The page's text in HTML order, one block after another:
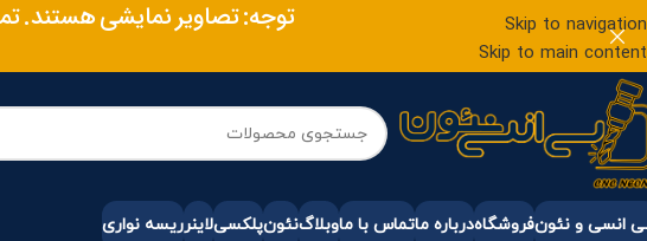
Skip to navigation
Skip to main content
توجه: تصاویر نمایشی هستند.
انسی و نئونفروشگاهدرباره ماتماس با ماوبلاگنئونپلکسیلاینرریسه نواری